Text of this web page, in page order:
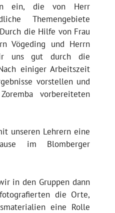
ein, die von Herr
Themengebiete
die Hilfe von Frau
Vögeding und Herrn
uns gut durch die
einiger Arbeitszeit
vorstellen und
vorbereiteten
unseren Lehrern eine
im Blomberger
in den Gruppen dann
die Orte,
eine Rolle